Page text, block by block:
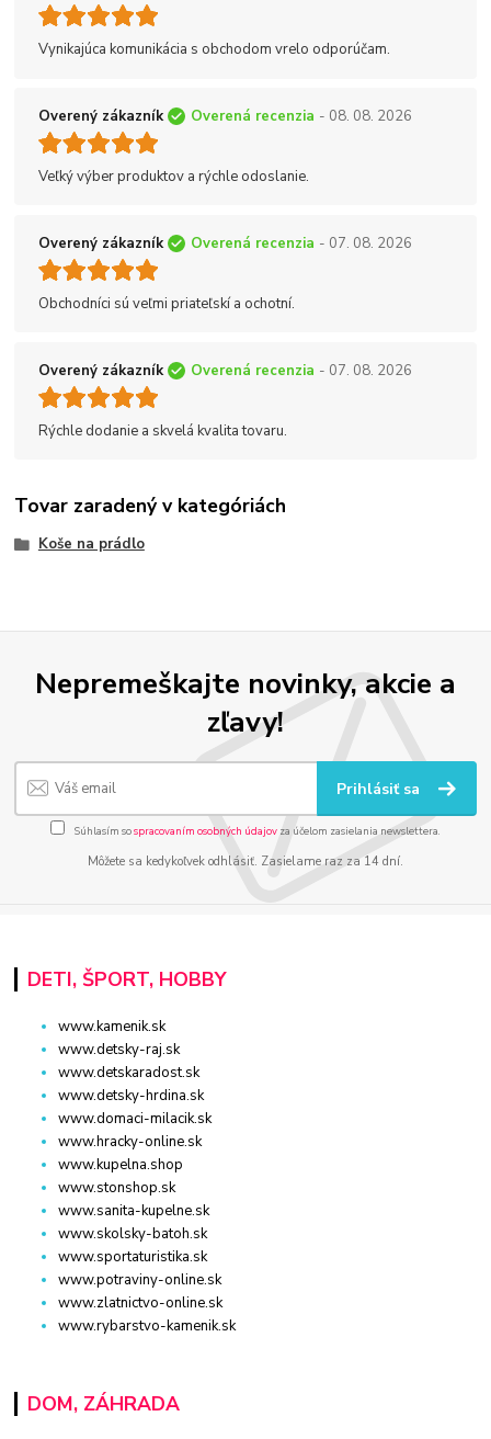
Vynikajúca komunikácia s obchodom vrelo odporúčam.
Overený zákazník Overená recenzia - 08. 08. 2026
Veľký výber produktov a rýchle odoslanie.
Overený zákazník Overená recenzia - 07. 08. 2026
Obchodníci sú veľmi priateľskí a ochotní.
Overený zákazník Overená recenzia - 07. 08. 2026
Rýchle dodanie a skvelá kvalita tovaru.
Tovar zaradený v kategóriách
Koše na prádlo
Nepremeškajte novinky, akcie a
zľavy!
Prihlásiť sa
Súhlasím sospracovaním osobných údajov za účelom zasielania newslettera.
Môžete sa kedykoľvek odhlásiť. Zasielame raz za 14 dní.
DETI, ŠPORT, HOBBY
www.kamenik.sk
www.detsky-raj.sk
www.detskaradost.sk
www.detsky-hrdina.sk
www.domaci-milacik.sk
www.hracky-online.sk
www.kupelna.shop
www.stonshop.sk
www.sanita-kupelne.sk
www.skolsky-batoh.sk
www.sportaturistika.sk
www.potraviny-online.sk
www.zlatnictvo-online.sk
www.rybarstvo-kamenik.sk
DOM, ZÁHRADA